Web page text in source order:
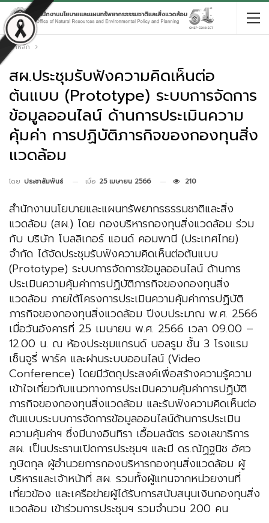
หน้าหลัก
สผ.ประชุมรับฟังความคิดเห็นต่อ
ต้นแบบ (Prototype) ระบบการจัดการ
ข้อมูลออนไลน์ ด้านการประเมินความ
คุ้มค่า การปฏิบัติภารกิจของกองทุนสิ่ง
แวดล้อม
โดย ประชาสัมพันธ์ เมื่อ 25 เมษายน 2566 210
สำนักงานนโยบายและแผนทรัพยากรธรรมชาติและสิ่ง
แวดล้อม (สผ.) โดย กองบริหารกองทุนสิ่งแวดล้อม ร่วม
กับ บริษัท โบลลิเกอร์ แอนด์ คอมพานี (ประเทศไทย)
จำกัด ได้จัดประชุมรับฟังความคิดเห็นต่อต้นแบบ
(Prototype) ระบบการจัดการข้อมูลออนไลน์ ด้านการ
ประเมินความคุ้มค่าการปฏิบัติภารกิจของกองทุนสิ่ง
แวดล้อม ภายใต้โครงการประเมินความคุ้มค่าการปฏิบัติ
ภารกิจของกองทุนสิ่งแวดล้อม ปีงบประมาณ พ.ศ. 2566
เมื่อวันอังคารที่ 25 เมษายน พ.ศ. 2566 เวลา 09.00 –
12.00 น. ณ ห้องประชุมแกรนด์ บอลรูม ชั้น 3 โรงแรม
เซ็นจูรี่ พาร์ค และผ่านระบบออนไลน์ (Video
Conference) โดยมีวัตถุประสงค์เพื่อสร้างความรู้ความ
เข้าใจเกี่ยวกับแนวทางการประเมินความคุ้มค่าการปฏิบัติ
ภารกิจของกองทุนสิ่งแวดล้อม และรับฟังความคิดเห็นต่อ
ต้นแบบระบบการจัดการข้อมูลออนไลน์ด้านการประเมิน
ความคุ้มค่าฯ ซึ่งมีนางอินทิรา เอื้อมลฉัตร รองเลขาธิการ
สผ. เป็นประธานเปิดการประชุมฯ และมี ดร.ณัฏฐนิช อัศว
ภูษิตกุล ผู้อำนวยการกองบริหารกองทุนสิ่งแวดล้อม ผู้
บริหารและเจ้าหน้าที่ สผ. รวมทั้งผู้แทนจากหน่วยงานที่
เกี่ยวข้อง และเครือข่ายผู้ได้รับการสนับสนุนเงินกองทุนสิ่ง
แวดล้อม เข้าร่วมการประชุมฯ รวมจำนวน 200 คน